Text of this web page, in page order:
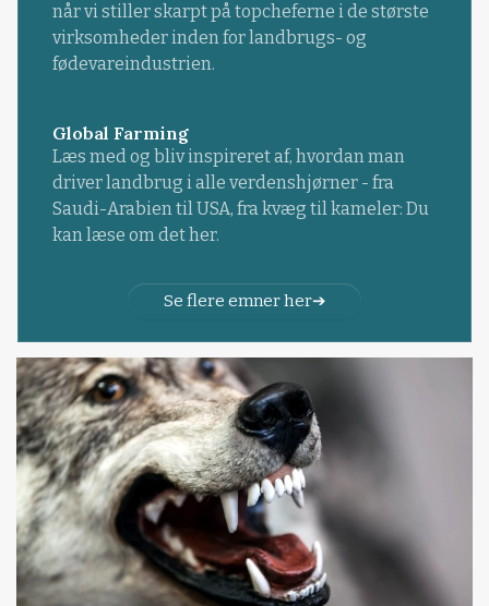
når vi stiller skarpt på topcheferne i de største
virksomheder inden for landbrugs- og
fødevareindustrien.
Global Farming
Læs med og bliv inspireret af, hvordan man
driver landbrug i alle verdenshjørner - fra
Saudi-Arabien til USA, fra kvæg til kameler: Du
kan læse om det her.
Se flere emner her